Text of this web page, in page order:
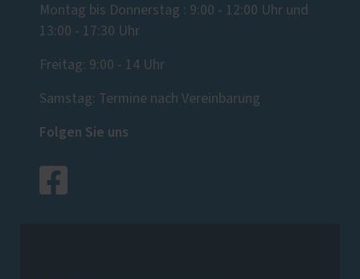
Montag bis Donnerstag : 9:00 - 12:00 Uhr und
13:00 - 17:30 Uhr
Freitag: 9:00 - 14 Uhr
Samstag: Termine nach Vereinbarung
Folgen Sie uns